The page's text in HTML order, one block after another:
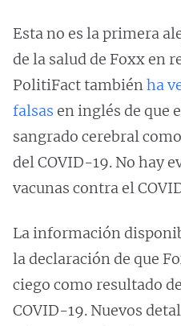
Esta no es la primera
de la salud de Foxx en
PolitiFact tambiénha
falsas en inglés de que
sangrado cerebral
del COVID-19. No hay
vacunas contra el
La información
la declaración de que
ciego como resultado
COVID-19. Nuevos